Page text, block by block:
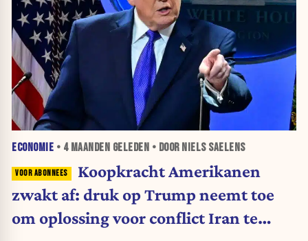
ECONOMIE • 4 MAANDEN GELEDEN • DOOR NIELS SAELENS
Koopkracht Amerikanen
zwakt af: druk op Trump neemt toe
om oplossing voor conflict Iran te